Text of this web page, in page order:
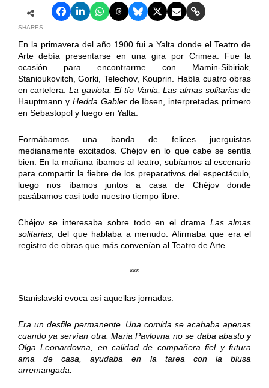
SHARES
En la primavera del año 1900 fui a Yalta donde el Teatro de
Arte debía presentarse en una gira por Crimea. Fue la
ocasión para encontrarme con Mamin-Sibiriak,
Stanioukovitch, Gorki, Telechov, Kouprin. Había cuatro obras
en cartelera: La gaviota, El tío Vania, Las almas solitariasde
Hauptmann y Hedda Gablerde Ibsen, interpretadas primero
en Sebastopol y luego en Yalta.
Formábamos una banda de felices juerguistas
medianamente excitados. Chéjov en lo que cabe se sentía
bien. En la mañana íbamos al teatro, subíamos al escenario
para compartir la fiebre de los preparativos del espectáculo,
luego nos íbamos juntos a casa de Chéjov donde
pasábamos casi todo nuestro tiempo libre.
Chéjov se interesaba sobre todo en el drama Las almas
solitarias, del que hablaba a menudo. Afirmaba que era el
registro de obras que más convenían al Teatro de Arte.
***
Stanislavski evoca así aquellas jornadas:
Era un desfile permanente. Una comida se acababa apenas
cuando ya servían otra. Maria Pavlovna no se daba abasto y
Olga Leonardovna, en calidad de compañera fiel y futura
ama de casa, ayudaba en la tarea con la blusa
arremangada.